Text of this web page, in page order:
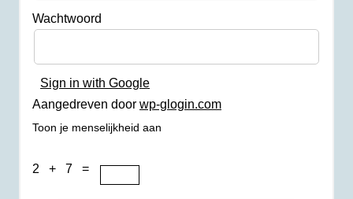
Wachtwoord
Sign in with Google
Aangedreven door wp-glogin.com
Toon je menselijkheid aan
2 + 7 =